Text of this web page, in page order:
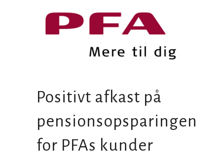
Positivt afkast på
pensionsopsparingen
for PFAs kunder